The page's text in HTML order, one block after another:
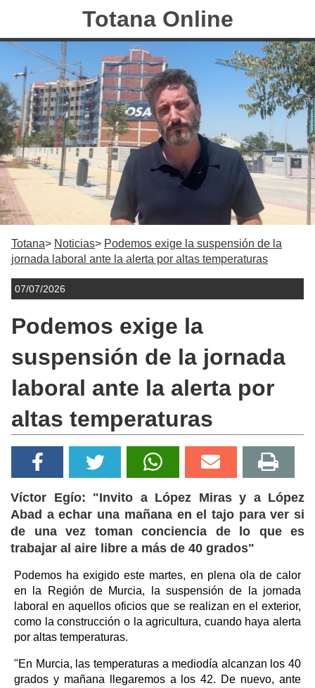
Totana Online
Totana Noticias
Podemos exige la suspensión de la
jornada laboral ante la alerta por altas temperaturas
07/07/2026
Podemos exige la
suspensión de la jornada
laboral ante la alerta por
altas temperaturas
Víctor Egío: "Invito a López Miras y a López
Abad a echar una mañana en el tajo para ver si
de una vez toman conciencia de lo que es
trabajar al aire libre a más de 40 grados"
Podemos ha exigido este martes, en plena ola de calor
en la Región de Murcia, la suspensión de la jornada
laboral en aquellos oficios que se realizan en el exterior,
como la construcción o la agricultura, cuando haya alerta
por altas temperaturas.
"En Murcia, las temperaturas a mediodía alcanzan los 40
grados y mañana llegaremos a los 42. De nuevo, ante